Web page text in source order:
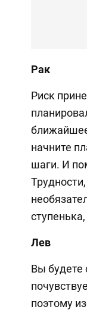
Рак
Риск
начните
шаги. И
Лев
Вы будете
поэтому